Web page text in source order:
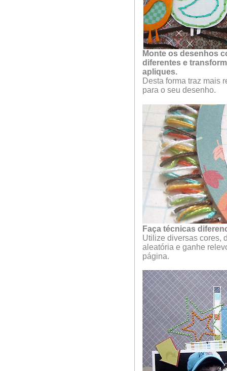
Monte os desenhos
diferentes e
apliques.
Desta forma traz mais
para o seu desenho.
Faça técnicas
Utilize diversas cores,
aleatória e ganhe
página.